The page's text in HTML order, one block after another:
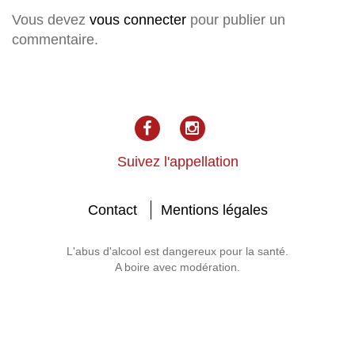
Vous devez vous connecter pour publier un
commentaire.
facebookInstagram
Suivez l'appellation
Contact Mentions légales
L'abus d'alcool est dangereux pour la santé.
A boire avec modération.